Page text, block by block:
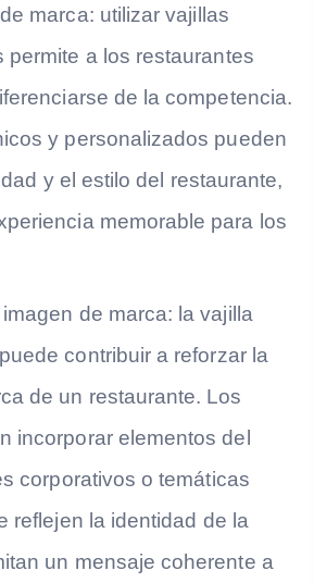
marca: utilizar vajillas
permite a los restaurantes
de la competencia.
y personalizados pueden
y el estilo del restaurante,
memorable para los
de marca: la vajilla
contribuir a reforzar la
de un restaurante. Los
incorporar elementos del
corporativos o temáticas
reflejen la identidad de la
un mensaje coherente a